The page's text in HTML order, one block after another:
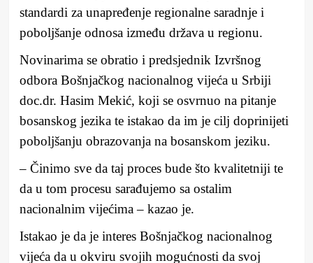
standardi za unapređenje regionalne saradnje i
poboljšanje odnosa između država u regionu.
Novinarima se obratio i predsjednik Izvršnog
odbora Bošnjačkog nacionalnog vijeća u Srbiji
doc.dr. Hasim Mekić, koji se osvrnuo na pitanje
bosanskog jezika te istakao da im je cilj doprinijeti
poboljšanju obrazovanja na bosanskom jeziku.
– Činimo sve da taj proces bude što kvalitetniji te
da u tom procesu sarađujemo sa ostalim
nacionalnim vijećima – kazao je.
Istakao je da je interes Bošnjačkog nacionalnog
vijeća da u okviru svojih mogućnosti da svoj